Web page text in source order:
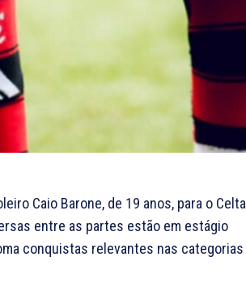
Caio Barone, de 19 anos, para o Celta
entre as partes estão em estágio
conquistas relevantes nas categorias